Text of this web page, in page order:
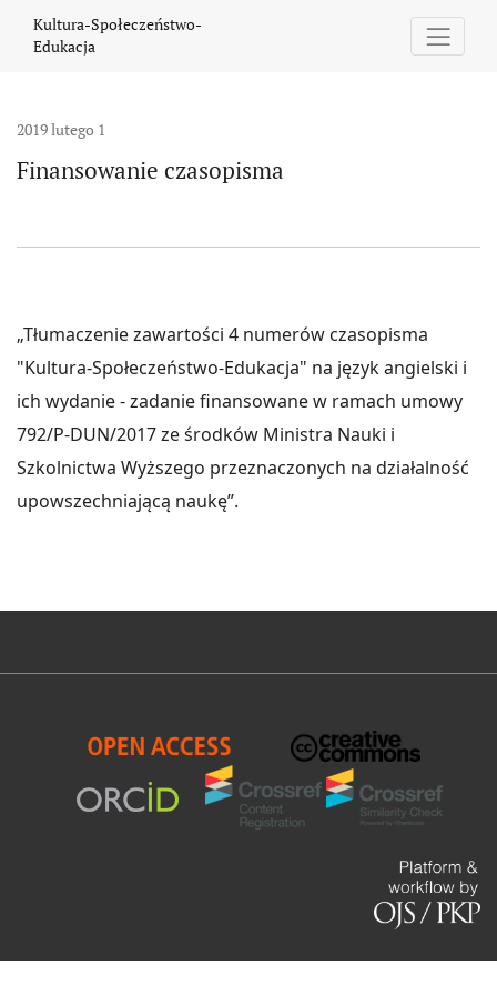
Kultura-Społeczeństwo-
Edukacja
2019 lutego 1
Finansowanie czasopisma
„Tłumaczenie zawartości 4 numerów czasopisma
"Kultura-Społeczeństwo-Edukacja" na język angielski i
ich wydanie - zadanie finansowane w ramach umowy
792/P-DUN/2017 ze środków Ministra Nauki i
Szkolnictwa Wyższego przeznaczonych na działalność
upowszechniającą naukę”.